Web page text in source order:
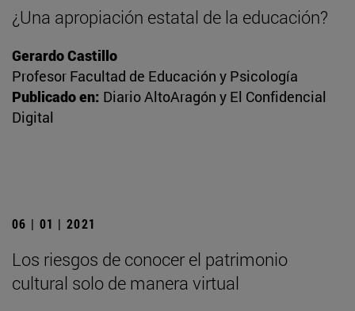
¿Una apropiación estatal de la educación?
Gerardo Castillo
Profesor Facultad de Educación y Psicología
Publicado en: Diario AltoAragón y El Confidencial
Digital
06 | 01 | 2021
Los riesgos de conocer el patrimonio
cultural solo de manera virtual